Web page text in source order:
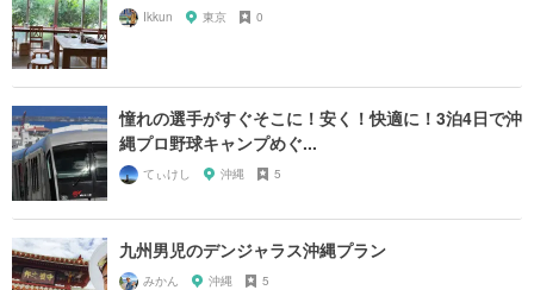
Ikkun 東京 0
憧れの選手がすぐそこに！安く！快適に！3泊4日で沖
縄プロ野球キャンプめぐ...
てぃけし 沖縄 5
九州男児のデンジャラス沖縄プラン
みかん 沖縄 5